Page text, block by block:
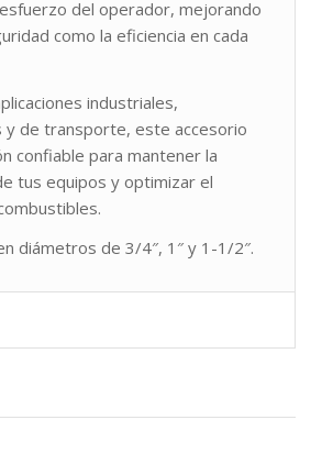
del operador, mejorando
como la eficiencia en cada
industriales,
y de transporte, este accesorio
confiable para mantener la
tus equipos y optimizar el
diámetros de 3/4″, 1″ y 1-1/2″.